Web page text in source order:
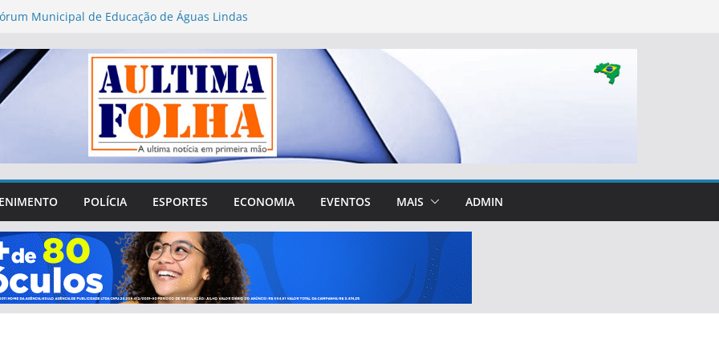
Municipal de Educação de Águas Lindas
da sociedade
exige atenção de empresas de Águas
regras fiscais
perderam R$ 62,5 bilhões para bets em 2025
Saúde acompanha obras do Novo PAC Saúde
no Entorno de Brasília
Águas Lindas abre 752 vagas para
presencial de mesários
POLÍCIA ESPORTES ECONOMIA EVENTOS MAIS ADMIN